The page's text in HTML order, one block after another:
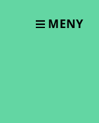
MENY